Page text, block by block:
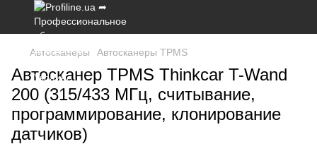
Автосканеры Автосканеры TPMS
Автосканер TPMS Thinkcar T-Wand
200 (315/433 МГц, считывание,
программирование, клонирование
датчиков)